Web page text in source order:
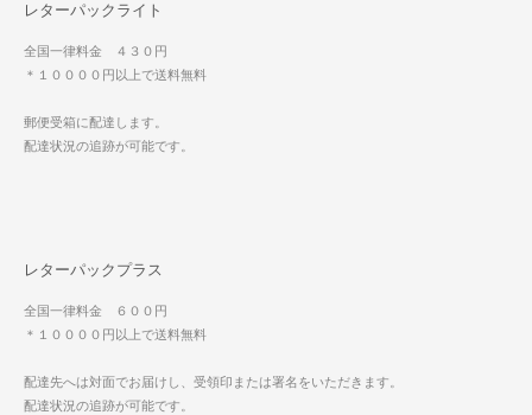
レターパックライト
全国一律料金 ４３０円
＊１００００円以上で送料無料
郵便受箱に配達します。
配達状況の追跡が可能です。
レターパックプラス
全国一律料金 ６００円
＊１００００円以上で送料無料
配達先へは対面でお届けし、受領印または署名をいただきます。
配達状況の追跡が可能です。